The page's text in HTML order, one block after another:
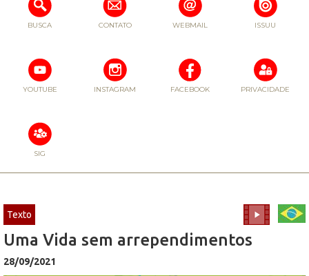
BUSCA CONTATO WEBMAIL ISSUU
YOUTUBE INSTAGRAM FACEBOOK PRIVACIDADE
SIG
Texto
Uma Vida sem arrependimentos
28/09/2021